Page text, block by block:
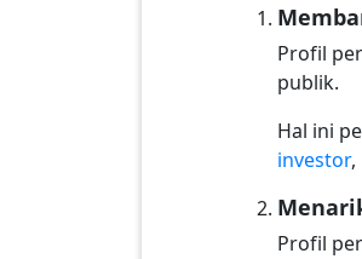
Profil
publik.
Hal ini
investor,
Profil